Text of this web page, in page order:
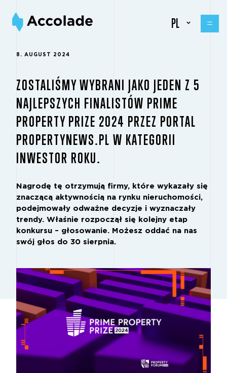
PL
8. AUGUST 2024
ZOSTALIŚMY WYBRANI JAKO JEDEN Z 5
NAJLEPSZYCH FINALISTÓW PRIME
PROPERTY PRIZE 2024 PRZEZ PORTAL
PROPERTYNEWS.PL W KATEGORII
INWESTOR ROKU.
Nagrodę tę otrzymują firmy, które wykazały się
znaczącą aktywnością na rynku nieruchomości,
podejmowały odważne decyzje i wyznaczały
trendy. Właśnie rozpoczął się kolejny etap
konkursu – głosowanie. Możesz oddać na nas
swój głos do 30 sierpnia.